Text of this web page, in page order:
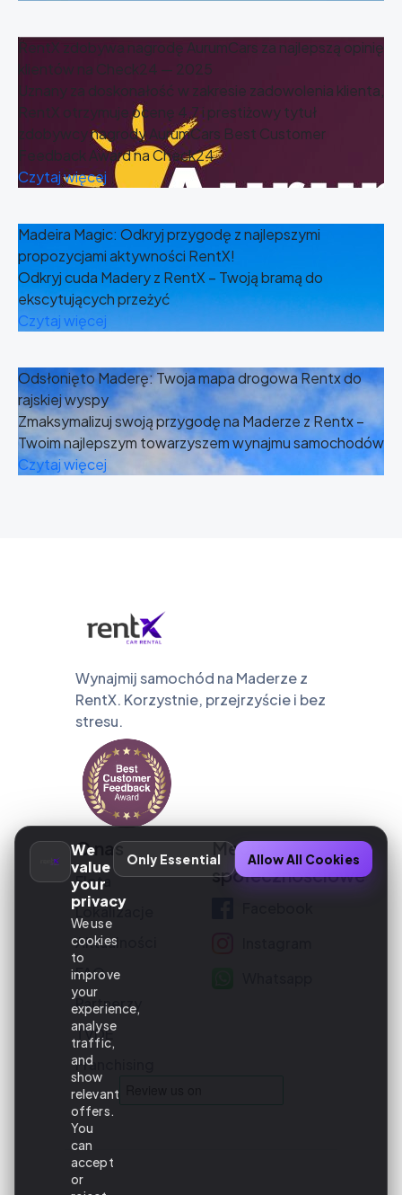
We
value
your
privacy
We use
cookies
to
improve
your
experience,
analyse
traffic,
and
show
relevant
offers.
You
can
accept
or
Only Essential Allow All Cookies
RentX zdobywa nagrodę AurumCars za najlepszą opinię
klientów na Check24 — 2025
Uznany za doskonałość w zakresie zadowolenia klienta,
RentX otrzymuje ocenę 4,7 i prestiżowy tytuł
zdobywcy nagrody AurumCars Best Customer
Feedback Award na Check24
Czytaj więcej
Madeira Magic: Odkryj przygodę z najlepszymi
propozycjami aktywności RentX!
Odkryj cuda Madery z RentX – Twoją bramą do
ekscytujących przeżyć
Czytaj więcej
Odsłonięto Maderę: Twoja mapa drogowa Rentx do
rajskiej wyspy
Zmaksymalizuj swoją przygodę na Maderze z Rentx –
Twoim najlepszym towarzyszem wynajmu samochodów
Czytaj więcej
Wynajmij samochód na Maderze z
RentX. Korzystnie, przejrzyście i bez
stresu.
O nas
Flota
Lokalizacje
Aktualności
FAQ
Partnerzy
TVDE
Franchising
Media
społecznościowe